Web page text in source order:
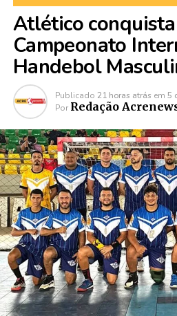
Atlético
Campeonato
Handebol
Publicado 21 horas atrás em 5
Por Redação